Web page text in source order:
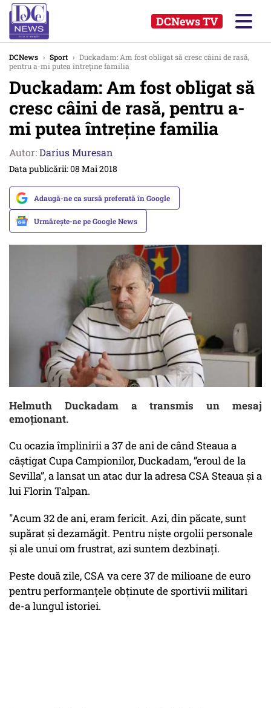
DCNews TV
DCNews › Sport › Duckadam: Am fost obligat să cresc câini de rasă,
pentru a-mi putea întreţine familia
Duckadam: Am fost obligat să
cresc câini de rasă, pentru a-
mi putea întreţine familia
Autor:Darius Muresan
Data publicării: 08 Mai 2018
Adaugă-ne ca sursă preferată în Google
Urmărește-ne pe Google News
Helmuth Duckadam a transmis un mesaj
emoționant.
Cu ocazia împlinirii a 37 de ani de când Steaua a
câștigat Cupa Campionilor, Duckadam, ”eroul de la
Sevilla”, a lansat un atac dur la adresa CSA Steaua și a
lui Florin Talpan.
"Acum 32 de ani, eram fericit. Azi, din păcate, sunt
supărat şi dezamăgit. Pentru nişte orgolii personale
şi ale unui om frustrat, azi suntem dezbinaţi.
Peste două zile, CSA va cere 37 de milioane de euro
pentru performanţele obţinute de sportivii militari
de-a lungul istoriei.